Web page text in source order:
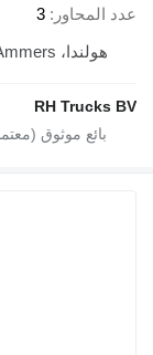
المحاور 3
هولندا، Groot-Ammers
RH Trucks